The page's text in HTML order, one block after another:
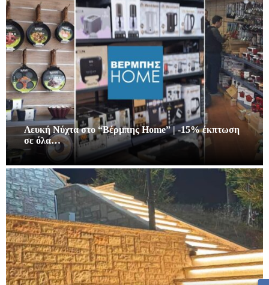
Λευκή Νύχτα στο “Βέρμπης Home” | -15% έκπτωση
σε όλα…